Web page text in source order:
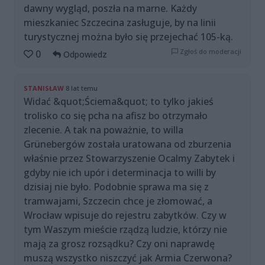
dawny wygląd, poszła na marne. Każdy
mieszkaniec Szczecina zasługuje, by na linii
turystycznej można było się przejechać 105-ką.
0
Odpowiedz Zgłoś do moderacji
STANISŁAW 8 lat temu
Widać &quot;Ściema&quot; to tylko jakieś
trolisko co się pcha na afisz bo otrzymało
zlecenie. A tak na poważnie, to willa
Grünebergów została uratowana od zburzenia
właśnie przez Stowarzyszenie Ocalmy Zabytek i
gdyby nie ich upór i determinacja to willi by
dzisiaj nie było. Podobnie sprawa ma się z
tramwajami, Szczecin chce je złomować, a
Wrocław wpisuje do rejestru zabytków. Czy w
tym Waszym mieście rządzą ludzie, którzy nie
mają za grosz rozsądku? Czy oni naprawdę
muszą wszystko niszczyć jak Armia Czerwona?